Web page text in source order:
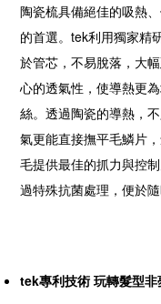
陶瓷梳具備絕佳的吸熱
的首選。tek利用獨家精
於管芯，不易脫落，大
心的透氣性，使導熱更
絲。透過陶瓷的導熱，
氣更能直接撫平毛鱗片
毛提供最佳的抓力與控
過特殊抗菌處理，便於
tek專利技術 玩轉髮型非